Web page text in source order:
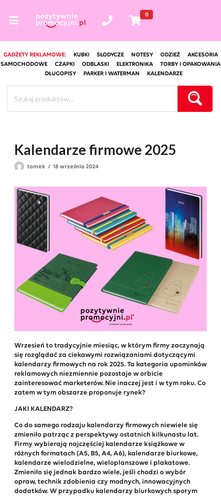
0
GADŻETY REKLAMOWE: KUBKI SŁODYCZE NOTESY ODZIEŻ
AKCESORIA
SAMOCHODOWE
CZAPKI ODBLASKI ELEKTRONIKA
TORBY I OPAKOWANIA
DŁUGOPISY
PARKER I WATERMAN KALENDARZE
Kalendarze firmowe 2025
tomek 18 września 2024
Wrzesień to tradycyjnie miesiąc, w którym firmy zaczynają
się rozglądać za ciekawymi rozwiązaniami dotyczącymi
kalendarzy firmowych na rok 2025. Ta kategoria upominków
reklamowych niezmiennie pozostaje w orbicie
zainteresować marketerów. Nie inaczej jest i w tym roku. Co
zatem w tym obszarze proponuje rynek?
JAKI KALENDARZ?
Co do samego rodzaju kalendarzy firmowych niewiele się
zmieniło patrząc z perspektywy ostatnich kilkunastu lat.
Firmy wybierają najczęściej kalendarze książkowe w
różnych formatach (A5, B5, A4, A6), kalendarze biurkowe,
kalendarze wielodzielne, wieloplanszowe i plakatowe.
Zmieniło się jednak bardzo wiele, jeśli chodzi o wybór
opraw, technik zdobienia czy modnych, innowacyjnych
dodatków. W przypadku kalendarzy biurkowych sporym